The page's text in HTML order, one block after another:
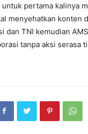
pertama kalinya
menyehatkan konten
dan TNI kemudian
tanpa aksi serasa